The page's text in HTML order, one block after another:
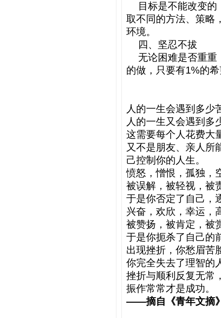
目标是不能改变的
取不同的方法、策略
环境。
四、坚忍不拔
无论困难是否重重
的做，只要有1%的
人的一生会遇到多少
人的一生又会遇到多
这需要每个人花费大
又不是朋友、亲人所
己控制你的人生。
愤怒，憎恨，孤独，
被误解，被轻视，被
于是你否定了自己，
兴奋，欢欣，幸运，
被赞扬，被肯定，被
于是你扼杀了自己的
出现挫折，你愁眉苦
你完全失去了理智的
挫折与顺利反复无常
振作常常才是成功。
——摘自《青年文摘